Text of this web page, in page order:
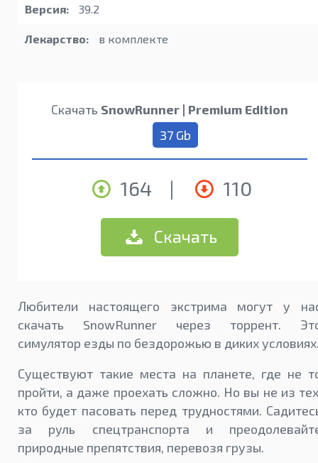
Версия: 39.2
Лекарство: в комплекте
Скачать SnowRunner | Premium Edition
37 Gb
164 | 110
Скачать
Любители настоящего экстрима могут у
скачать SnowRunner через торрент.
симулятор езды по бездорожью в диких
Существуют такие места на планете, где не
пройти, а даже проехать сложно. Но вы не из
кто будет пасовать перед трудностями.
за руль спецтранспорта и
природные препятствия, перевозя грузы.